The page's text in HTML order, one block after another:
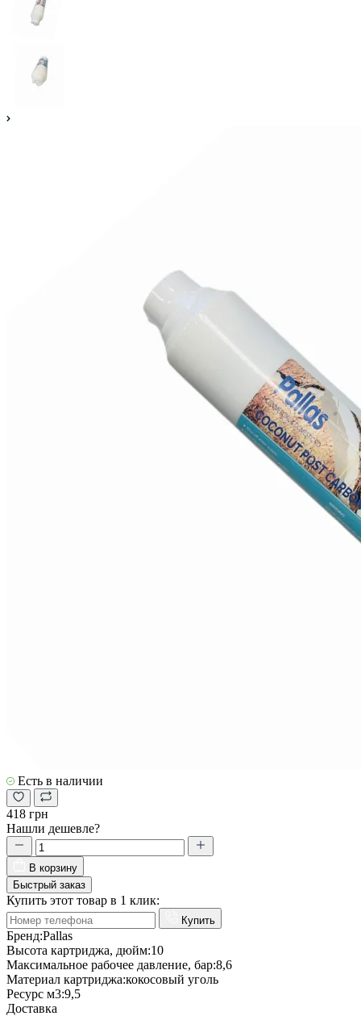
Есть в наличии
418 грн
Нашли дешевле?
В корзину
Быстрый заказ
Купить этот товар в 1 клик:
Купить
Бренд:Pallas
Высота картриджа, дюйм:10
Максимальное рабочее давление, бар:8,6
Материал картриджа:кокосовый уголь
Ресурс м3:9,5
Доставка